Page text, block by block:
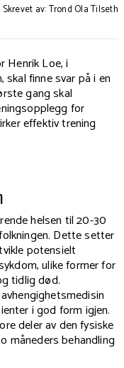
Skrevet av: Trond Ola Tilseth
Henrik Loe, i
skal finne svar på i en
gang skal
for
effektiv trening
helsen til 20-30
Dette setter
potensielt
ulike former for
tidlig død.
i god form igjen.
deler av den fysiske
måneders behandling